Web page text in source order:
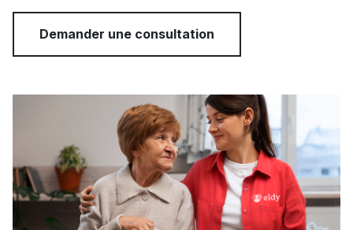
Demander une consultation